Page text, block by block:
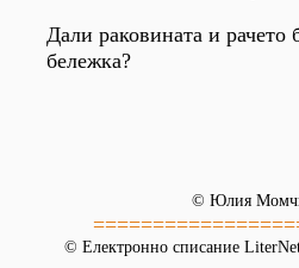
Дали раковината и рачето
бележка?
© Юлия
© Електронно списание